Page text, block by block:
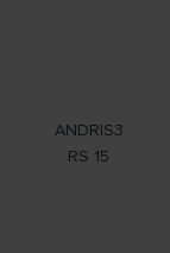
ANDRIS3
RS 15